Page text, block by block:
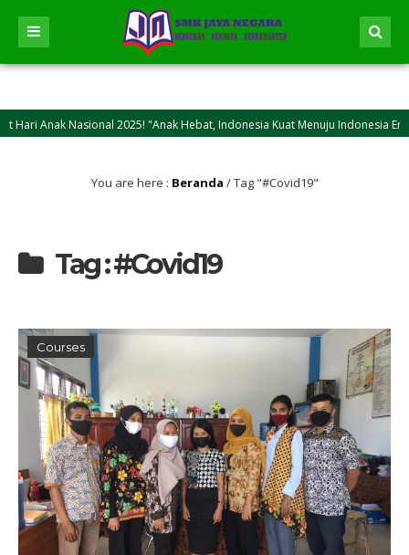
Anak Nasional 2025! "Anak Hebat, Indonesia Kuat Menuju Indonesia Emas
Adha 2025M/1446 H! Semoga kasih sayang dan keikhlasan berkurban
You are here : Beranda /Tag "#Covid19"
Tag : #Covid19
Courses